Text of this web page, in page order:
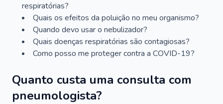
respiratórias?
Quais os efeitos da poluição no meu organismo?
Quando devo usar o nebulizador?
Quais doenças respiratórias são contagiosas?
Como posso me proteger contra a COVID-19?
Quanto custa uma consulta com
pneumologista?